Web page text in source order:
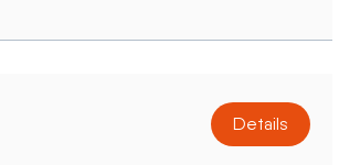
Details